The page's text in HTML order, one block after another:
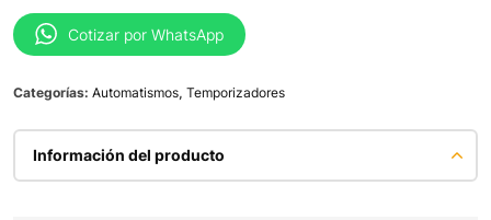
Cotizar por WhatsApp
Categorías: Automatismos, Temporizadores
Información del producto